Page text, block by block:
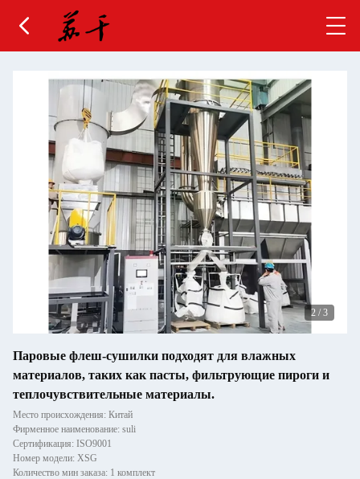
2 / 3
Паровые флеш-сушилки подходят для влажных
материалов, таких как пасты, фильтрующие пироги и
теплочувствительные материалы.
Место происхождения: Китай
Фирменное наименование: suli
Сертификация: ISO9001
Номер модели: XSG
Количество мин заказа: 1 комплект